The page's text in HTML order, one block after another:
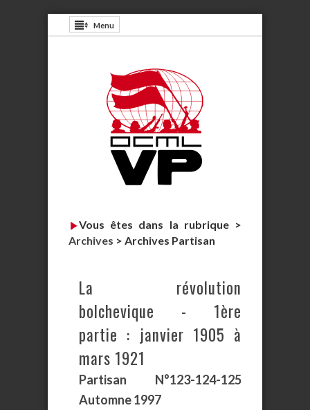
Menu
Vous êtes dans la rubrique >
Archives > Archives Partisan
La révolution
bolchevique - 1ère
partie : janvier 1905 à
mars 1921
Partisan N°123-124-125
Automne 1997